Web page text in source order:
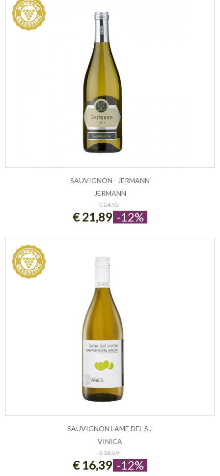
ESAURITO
SAUVIGNON - JERMANN
JERMANN
€ 24,95
€ 21,89 -12%
ESAURITO
SAUVIGNON LAME DEL S...
VINICA
€ 18,59
€ 16,39 -12%